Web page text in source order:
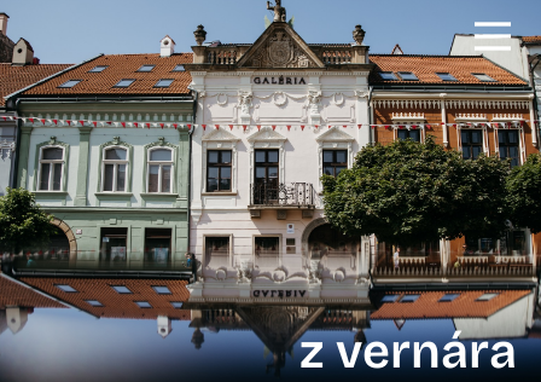
z vernára